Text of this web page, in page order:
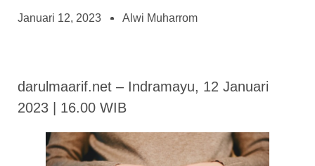
Januari 12, 2023 Alwi Muharrom
darulmaarif.net – Indramayu, 12 Januari
2023 | 16.00 WIB